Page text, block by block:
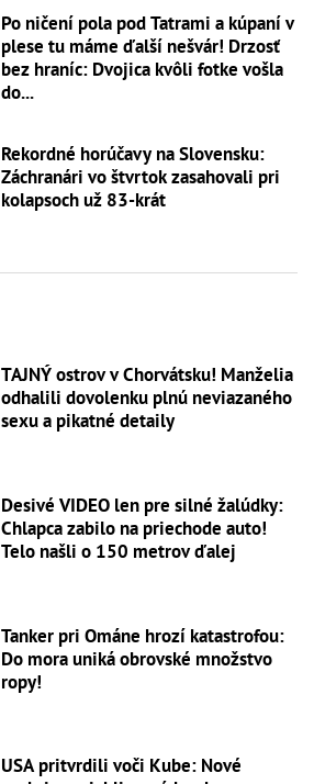
Po ničení pola pod Tatrami a kúpaní v
plese tu máme ďalší nešvár! Drzosť
bez hraníc: Dvojica kvôli fotke vošla
do...
Rekordné horúčavy na Slovensku:
Záchranári vo štvrtok zasahovali pri
kolapsoch už 83-krát
TAJNÝ ostrov v Chorvátsku! Manželia
odhalili dovolenku plnú neviazaného
sexu a pikatné detaily
Desivé VIDEO len pre silné žalúdky:
Chlapca zabilo na priechode auto!
Telo našli o 150 metrov ďalej
Tanker pri Ománe hrozí katastrofou:
Do mora uniká obrovské množstvo
ropy!
USA pritvrdili voči Kube: Nové